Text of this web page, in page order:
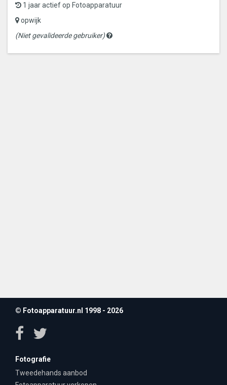
1 jaar actief op Fotoapparatuur
opwijk
(Niet gevalideerde gebruiker)
Gevalideerde
© Fotoapparatuur.nl 1998 - 2026
Fotografie
Tweedehands aanbod